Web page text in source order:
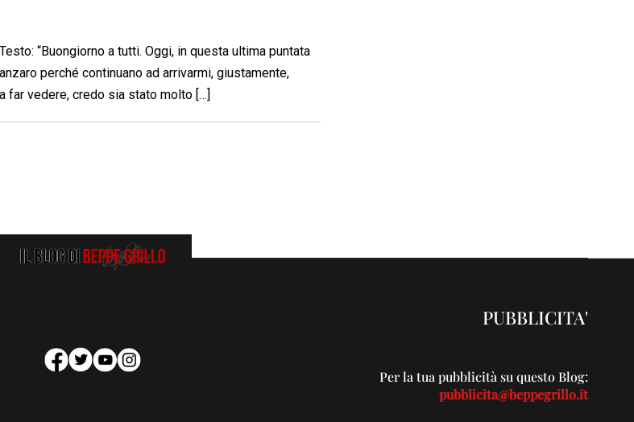
“Buongiorno a tutti. Oggi, in questa ultima puntata
perché continuano ad arrivarmi, giustamente,
far vedere, credo sia stato molto […]
PUBBLICITA'
Per la tua pubblicità su questo Blog:
pubblicita@beppegrillo.it